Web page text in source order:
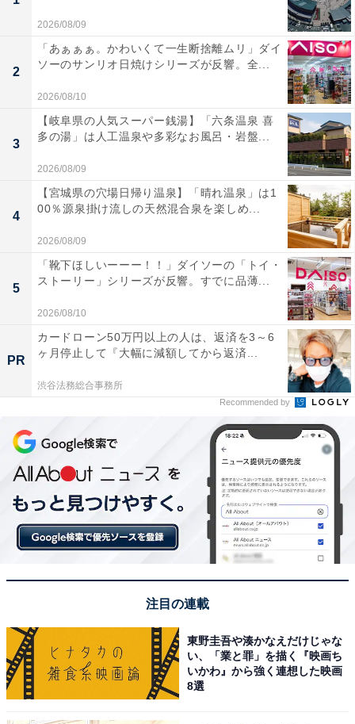
2026/08/09
2
「あぁぁぁ。かわいくて一生断捨離ムリ」ダイ
ソーのサンリオ日焼けシリーズが反響。全...
2026/08/10
3
【岐阜県の人気スーパー銭湯】「六条温泉 喜
多の湯」は人工温泉や多彩なお風呂・岩盤...
2026/08/09
4
【宮城県の穴場日帰り温泉】「晴れ温泉」は1
00％源泉掛け流しの天然混合泉を楽しめ...
2026/08/09
5
「靴下ほしいーーー！！」ダイソーの「トイ・
ストーリー」シリーズが反響。すでに品薄...
2026/08/10
PR
カードローン50万円以上の人は、返済を3～6
ヶ月停止して『大幅に減額してから返済...
渋谷法務総合事務所
Recommended by
注目の連載
東野圭吾や湊かなえだけじゃな
い、「業と罪」を描く『映画ち
いかわ』から強く連想した映画
8選